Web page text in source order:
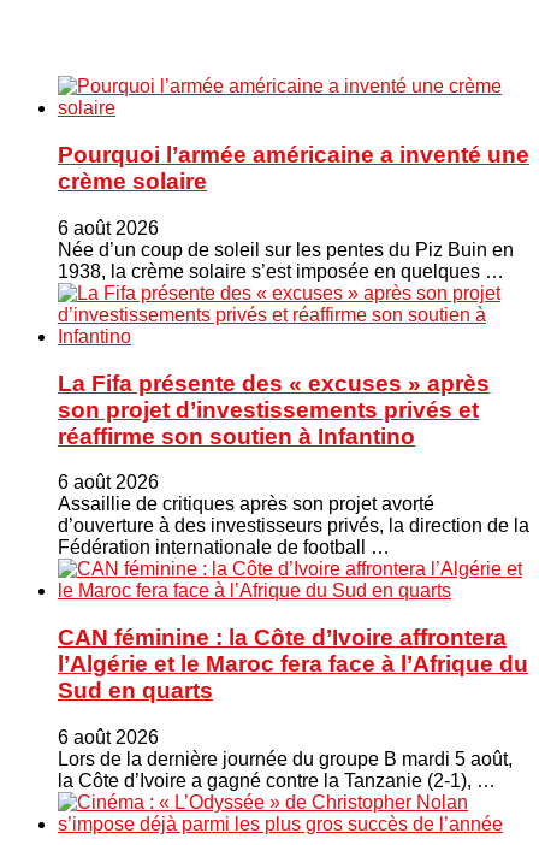
Pourquoi l’armée américaine a inventé une
crème solaire
6 août 2026
Née d’un coup de soleil sur les pentes du Piz Buin en
1938, la crème solaire s’est imposée en quelques …
La Fifa présente des « excuses » après
son projet d’investissements privés et
réaffirme son soutien à Infantino
6 août 2026
Assaillie de critiques après son projet avorté
d’ouverture à des investisseurs privés, la direction de la
Fédération internationale de football …
CAN féminine : la Côte d’Ivoire affrontera
l’Algérie et le Maroc fera face à l’Afrique du
Sud en quarts
6 août 2026
Lors de la dernière journée du groupe B mardi 5 août,
la Côte d’Ivoire a gagné contre la Tanzanie (2-1), …